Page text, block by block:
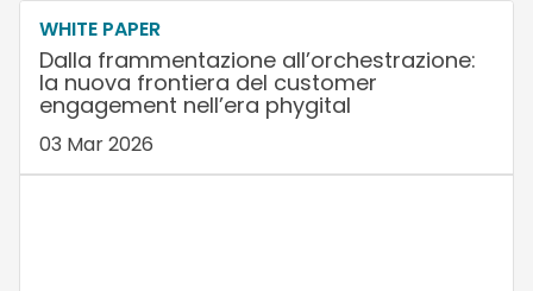
WHITE PAPER
Dalla frammentazione all’orchestrazione:
la nuova frontiera del customer
engagement nell’era phygital
03 Mar 2026